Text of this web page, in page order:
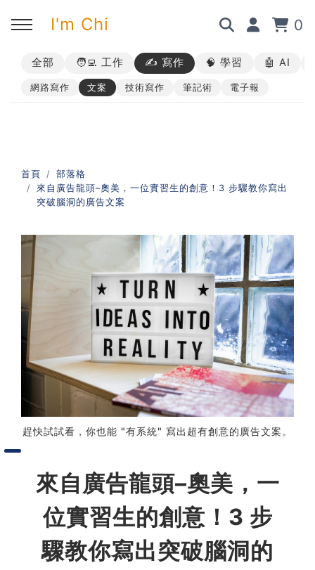
I'm Chi 0
回主選單
➡︎ 所有內容
回主選單
➡︎ 業配合作
回主選單
➡︎ 講座活動
回主選單
AI 職場應用｜ChatGPT 職場
應用入門
AI 職場應用｜ChatGPT 進階
使用思維
AI 職場應用｜上班族的 AI 學
習術
AI 職場應用｜NotebookLM
職場工作復盤術
職場思維與工作術｜時間管理
職場思維與工作術｜卡片盒筆
記法
職場思維與工作術｜圖解問題
分析與解決 x AI 視覺化實戰
全部 🧑‍💻 工作 ✍️ 寫作 🧠 學習 🤖 AI
網路寫作 文案 技術寫作 筆記術 電子報
首頁
部落格
來自廣告龍頭–奧美，一位實習生的創意！3 步驟教你寫出
突破腦洞的廣告文案
趕快試試看，你也能 "有系統" 寫出超有創意的廣告文案。
來自廣告龍頭–奧美，一
位實習生的創意！3 步
驟教你寫出突破腦洞的